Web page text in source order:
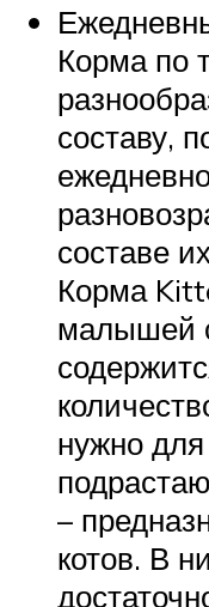
Корма по
составу,
составе
Корма
малышей
нужно для
–
котов. В